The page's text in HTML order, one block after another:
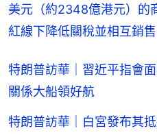
美元（約2348億港元）的
紅線下降低關稅並相互銷售
特朗普訪華｜習近平指會
關係大船領好航
特朗普訪華｜白宮發布其